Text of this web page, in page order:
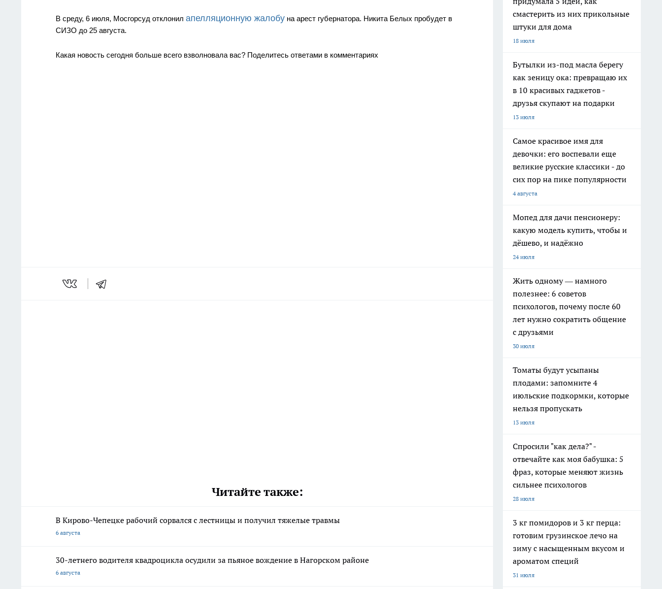
В среду, 6 июля, Мосгорсуд отклонил апелляционную жалобу на арест губернатора. Никита Белых пробудет в
СИЗО до 25 августа.
Какая новость сегодня больше всего взволновала вас? Поделитесь ответами в комментариях
Читайте также:
В Кирово-Чепецке рабочий сорвался с лестницы и получил тяжелые травмы
6 августа
30-летнего водителя квадроцикла осудили за пьяное вождение в Нагорском районе
6 августа
смастерить из них прикольные
штуки для дома
18 июля
Бутылки из-под масла берегу
как зеницу ока: превращаю их
в 10 красивых гаджетов -
друзья скупают на подарки
13 июля
Самое красивое имя для
девочки: его воспевали еще
великие русские классики - до
сих пор на пике популярности
4 августа
Мопед для дачи пенсионеру:
какую модель купить, чтобы и
дёшево, и надёжно
24 июля
Жить одному — намного
полезнее: 6 советов
психологов, почему после 60
лет нужно сократить общение
с друзьями
30 июля
Томаты будут усыпаны
плодами: запомните 4
июльские подкормки, которые
нельзя пропускать
13 июля
Спросили "как дела?" -
отвечайте как моя бабушка: 5
фраз, которые меняют жизнь
сильнее психологов
28 июля
3 кг помидоров и 3 кг перца:
готовим грузинское лечо на
зиму с насыщенным вкусом и
ароматом специй
31 июля